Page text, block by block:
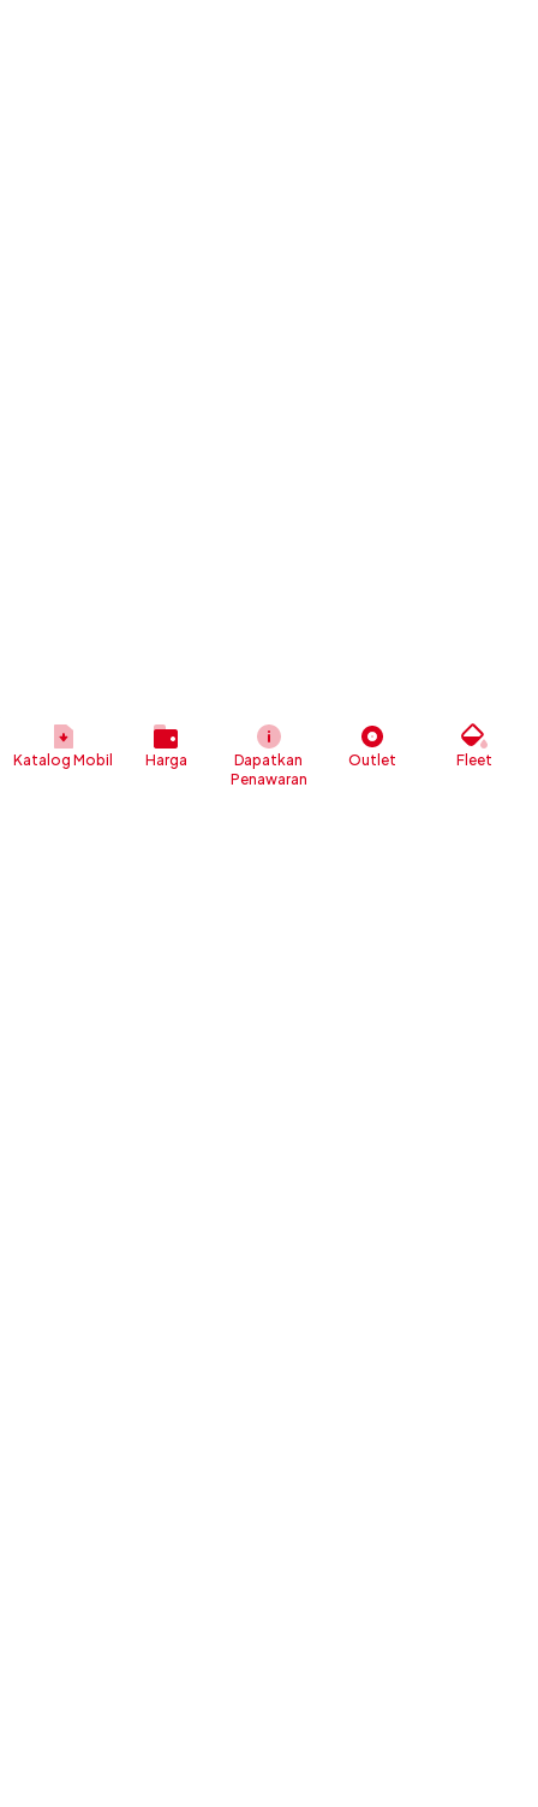
Katalog Mobil Harga
Dapatkan
Penawaran
Outlet Fleet